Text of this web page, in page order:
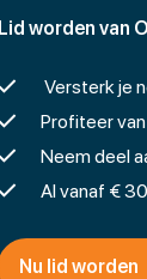
Lid worden van
Versterk je
Profiteer
Neem deel
Al vanaf €
Nu lid worden